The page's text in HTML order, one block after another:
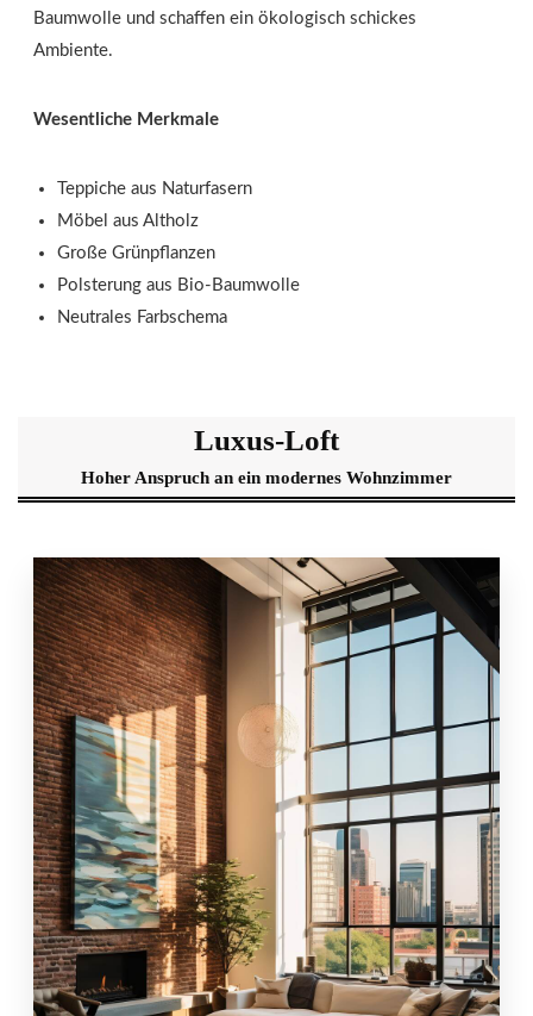
Baumwolle und schaffen ein ökologisch schickes
Ambiente.
Wesentliche Merkmale
Teppiche aus Naturfasern
Möbel aus Altholz
Große Grünpflanzen
Polsterung aus Bio-Baumwolle
Neutrales Farbschema
Luxus-Loft
Hoher Anspruch an ein modernes Wohnzimmer